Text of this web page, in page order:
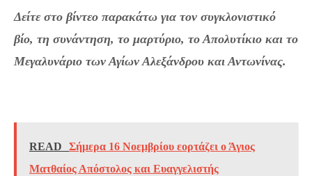
Δείτε στο βίντεο παρακάτω για τον συγκλονιστικό
βίο, τη συνάντηση, το μαρτύριο, το Απολυτίκιο και το
Μεγαλυνάριο των Αγίων Αλεξάνδρου και Αντωνίνας.
READ
Σήμερα 16 Νοεμβρίου εορτάζει ο Άγιος
Ματθαίος Απόστολος και Ευαγγελιστής